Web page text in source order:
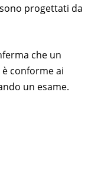
progettati da
che un
conforme ai
un esame.